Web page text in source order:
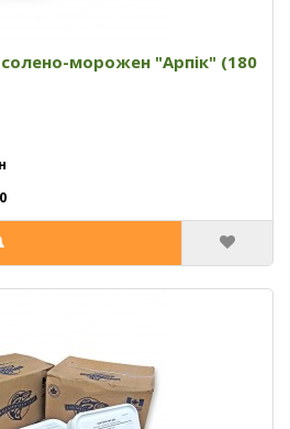
морожен "Арпік" (180